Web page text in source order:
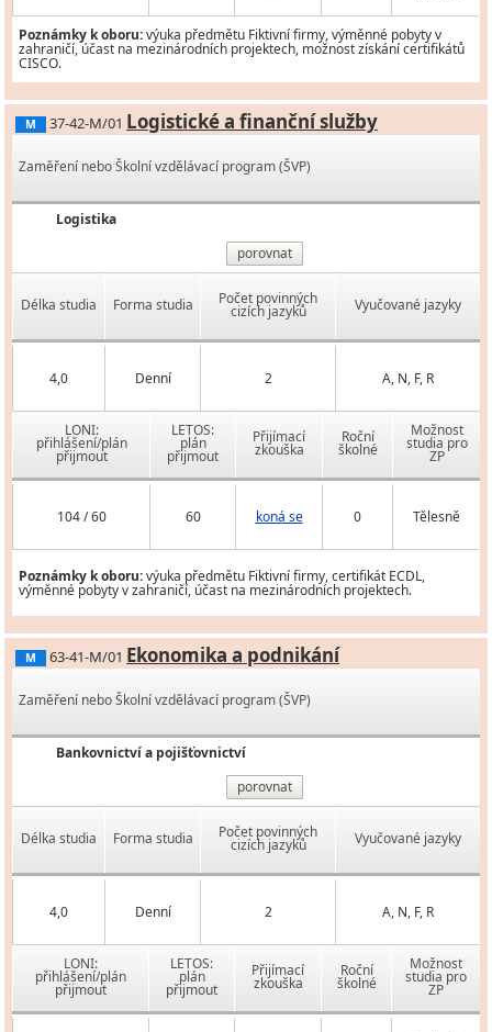
Poznámky k oboru:výuka předmětu Fiktivní firmy, výměnné pobyty v
zahraničí, účast na mezinárodních projektech, možnost získání certifikátů
CISCO.
M 37-42-M/01 Logistické a finanční služby
Zaměření nebo Školní vzdělávací program (ŠVP)
Logistika
porovnat
Délka studia Forma studia Počet povinných
cizích jazyků Vyučované jazyky
4,0 Denní 2 A, N, F, R
LONI:
přihlášení/plán
přijmout
LETOS:
plán
přijmout
Přijímací
zkouška
Roční
školné
Možnost
studia pro
ZP
104 / 60 60 koná se 0 Tělesně
Poznámky k oboru:výuka předmětu Fiktivní firmy, certifikát ECDL,
výměnné pobyty v zahraničí, účast na mezinárodních projektech.
M 63-41-M/01 Ekonomika a podnikání
Zaměření nebo Školní vzdělávací program (ŠVP)
Bankovnictví a pojišťovnictví
porovnat
Délka studia Forma studia Počet povinných
cizích jazyků Vyučované jazyky
4,0 Denní 2 A, N, F, R
LONI:
přihlášení/plán
přijmout
LETOS:
plán
přijmout
Přijímací
zkouška
Roční
školné
Možnost
studia pro
ZP